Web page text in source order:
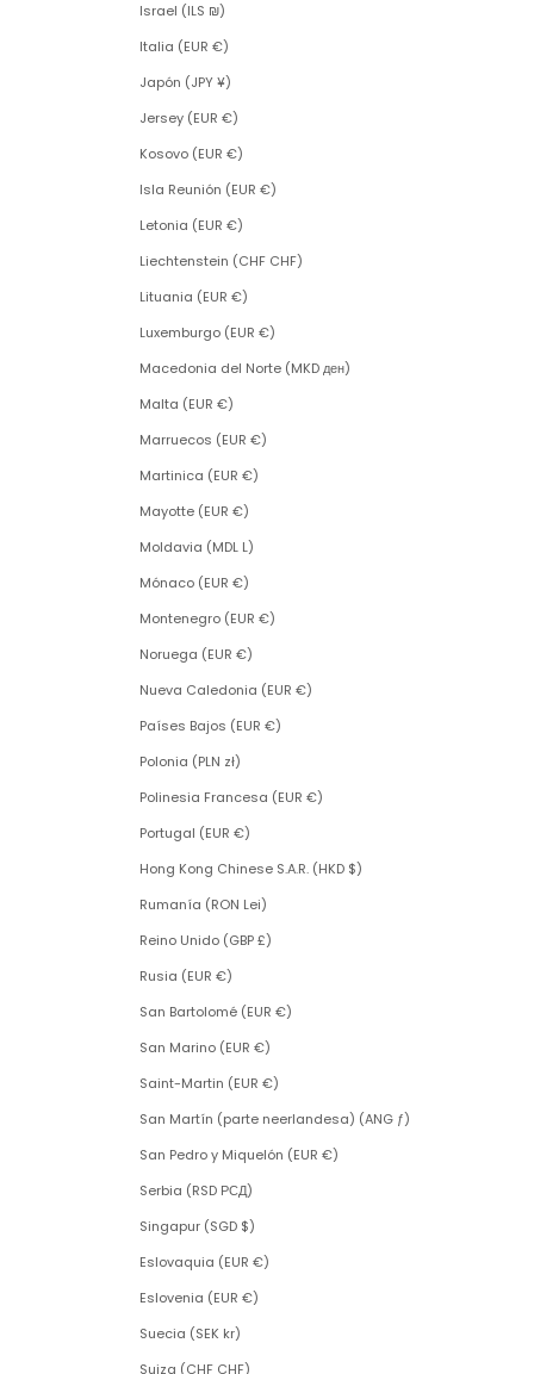
Israel (ILS ₪)
Italia (EUR €)
Japón (JPY ¥)
Jersey (EUR €)
Kosovo (EUR €)
Isla Reunión (EUR €)
Letonia (EUR €)
Liechtenstein (CHF CHF)
Lituania (EUR €)
Luxemburgo (EUR €)
Macedonia del Norte (MKD ден)
Malta (EUR €)
Marruecos (EUR €)
Martinica (EUR €)
Mayotte (EUR €)
Moldavia (MDL L)
Mónaco (EUR €)
Montenegro (EUR €)
Noruega (EUR €)
Nueva Caledonia (EUR €)
Países Bajos (EUR €)
Polonia (PLN zł)
Polinesia Francesa (EUR €)
Portugal (EUR €)
Hong Kong Chinese S.A.R. (HKD $)
Rumanía (RON Lei)
Reino Unido (GBP £)
Rusia (EUR €)
San Bartolomé (EUR €)
San Marino (EUR €)
Saint-Martin (EUR €)
San Martín (parte neerlandesa) (ANG ƒ)
San Pedro y Miquelón (EUR €)
Serbia (RSD РСД)
Singapur (SGD $)
Eslovaquia (EUR €)
Eslovenia (EUR €)
Suecia (SEK kr)
Suiza (CHF CHF)